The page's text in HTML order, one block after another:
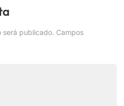
será publicado. Campos